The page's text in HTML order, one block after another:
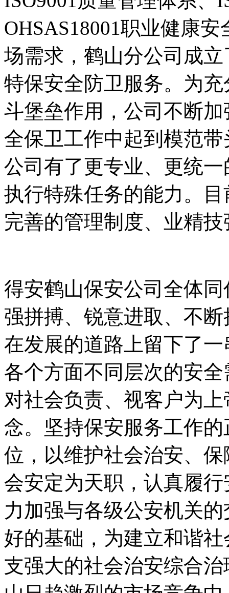
OHSAS18001职业健康
场需求，鹤山分公司成
特保安全防卫服务。为
斗堡垒作用，公司不断
全保卫工作中起到模范
公司有了更专业、更统
执行特殊任务的能力。
完善的管理制度、业精
得安鹤山保安公司全体
强拼搏、锐意进取、不
在发展的道路上留下了
各个方面不同层次的安
对社会负责、视客户为
念。坚持保安服务工作
位，以维护社会治安、
会安定为天职，认真履
力加强与各级公安机关
好的基础，为建立和谐
支强大的社会治安综合